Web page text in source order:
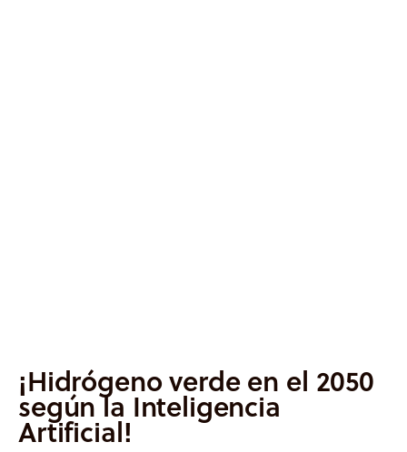
¡Hidrógeno verde en el 2050
según la Inteligencia
Artificial!